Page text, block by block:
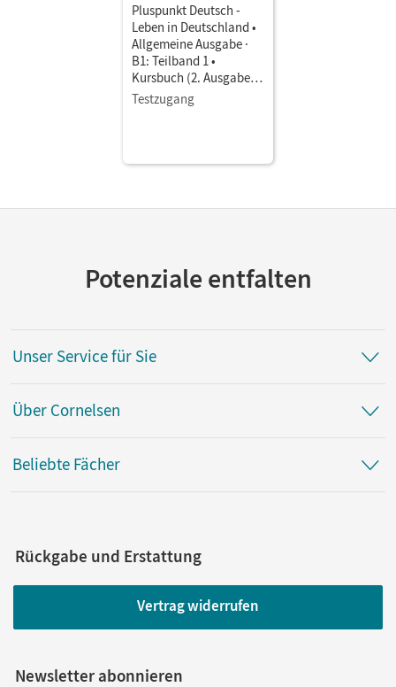
Pluspunkt Deutsch -
Leben in Deutschland •
Allgemeine Ausgabe ·
B1: Teilband 1 •
Kursbuch (2. Ausgabe)
als E-Book Mit Medien
Testzugang
Potenziale entfalten
Unser Service für Sie
Über Cornelsen
Beliebte Fächer
Rückgabe und Erstattung
Vertrag widerrufen
Newsletter abonnieren